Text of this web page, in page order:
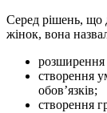
Серед рішень, що
жінок, вона
розширення
створення
обовʼязків;
створення